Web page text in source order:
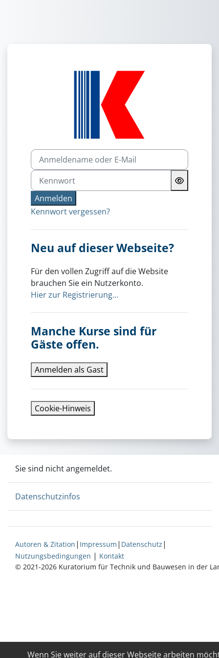
Wenn Sie weiter auf dieser Webseite arbeiten
Anmelden
Anmeldename oder E-Mail
Kennwort
Anmelden
Kennwort vergessen?
Neu auf dieser Webseite?
Für den vollen Zugriff auf die Website
brauchen Sie ein Nutzerkonto.
Hier zur Registrierung...
Manche Kurse sind für
Gäste offen.
Anmelden als Gast
Cookie-Hinweis
Sie sind nicht angemeldet.
Datenschutzinfos
Autoren & Zitation | Impressum | Datenschutz |
Nutzungsbedingungen | Kontakt
© 2021-2026 Kuratorium für Technik und Bauwesen in der